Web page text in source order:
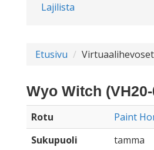
Lajilista
Etusivu Virtuaalihevoset
Wyo Witch
Rotu
Paint
Sukupuoli
tamma